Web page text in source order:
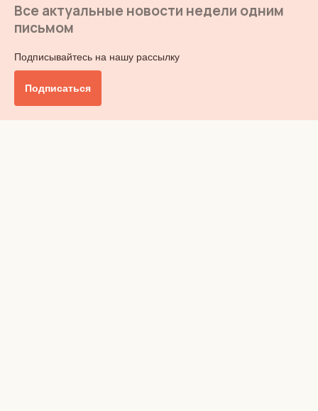
Все актуальные новости недели одним
письмом
Подписывайтесь на нашу рассылку
Подписаться